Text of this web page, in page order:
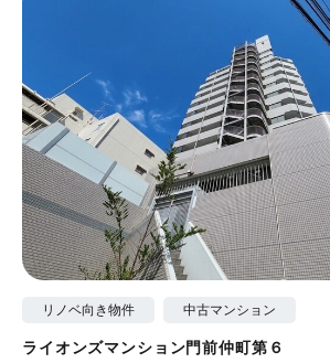
リノベ向き物件 中古マンション
ライオンズマンション門前仲町第６